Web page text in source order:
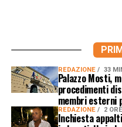
REDAZIONE 33
Palazzo Mosti,
procedimenti
membri esterni
REDAZIONE 2
Inchiesta